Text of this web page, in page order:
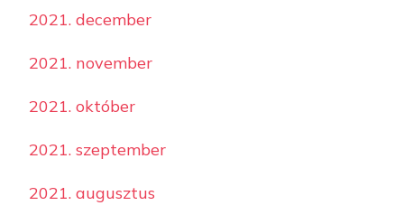
2021. december
2021. november
2021. október
2021. szeptember
2021. augusztus